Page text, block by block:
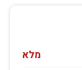
מלא